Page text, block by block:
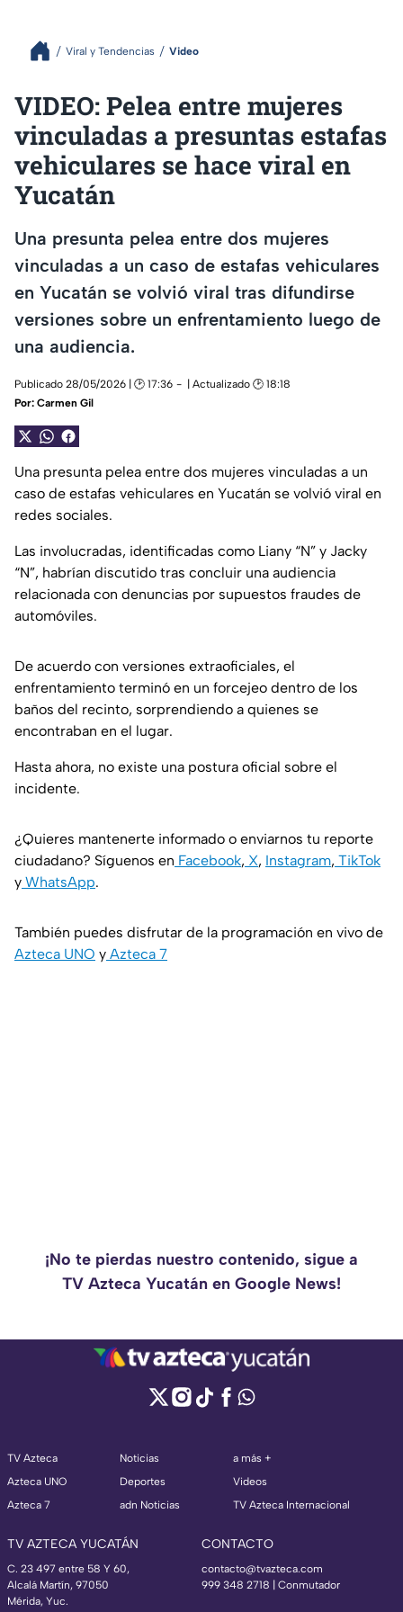
Viral y Tendencias Video
VIDEO: Pelea entre mujeres
vinculadas a presuntas estafas
vehiculares se hace viral en
Yucatán
Una presunta pelea entre dos mujeres
vinculadas a un caso de estafas vehiculares
en Yucatán se volvió viral tras difundirse
versiones sobre un enfrentamiento luego de
una audiencia.
Publicado 28/05/2026 | 🕑 17:36
| Actualizado 🕑 18:18
Por: Carmen Gil
Una presunta pelea entre dos mujeres vinculadas a un
caso de estafas vehiculares en Yucatán se volvió viral en
redes sociales.
Las involucradas, identificadas como Liany “N” y Jacky
“N”, habrían discutido tras concluir una audiencia
relacionada con denuncias por supuestos fraudes de
automóviles.
De acuerdo con versiones extraoficiales, el
enfrentamiento terminó en un forcejeo dentro de los
baños del recinto, sorprendiendo a quienes se
encontraban en el lugar.
Hasta ahora, no existe una postura oficial sobre el
incidente.
¿Quieres mantenerte informado o enviarnos tu reporte
ciudadano? Síguenos en Facebook, X, Instagram, TikTok
y WhatsApp.
También puedes disfrutar de la programación en vivo de
Azteca UNO y Azteca 7
¡No te pierdas nuestro contenido, sigue a
TV Azteca Yucatán en Google News!
TV Azteca
Azteca UNO
Azteca 7
Noticias
Deportes
adn Noticias
a más +
Videos
TV Azteca Internacional
TV AZTECA YUCATÁN
C. 23 497 entre 58 Y 60,
Alcalá Martín, 97050
Mérida, Yuc.
CONTACTO
contacto@tvazteca.com
999 348 2718 | Conmutador